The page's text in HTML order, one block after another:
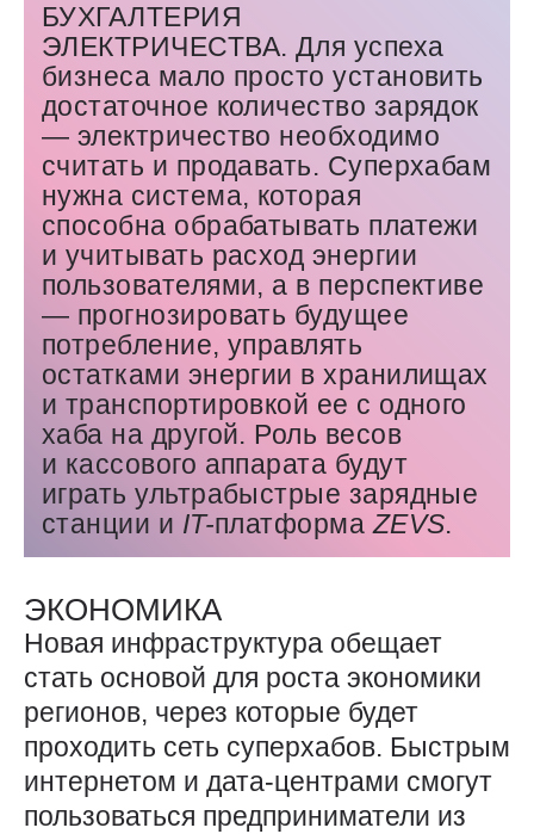
БУХГАЛТЕРИЯ
ЭЛЕКТРИЧЕСТВА. Для успеха
бизнеса мало просто установить
достаточное количество зарядок
— ​электричество необходимо
считать и продавать. Суперхабам
нужна система, которая
способна обрабатывать платежи
и учитывать расход энергии
пользователями, а в перспективе
— прогнозировать будущее
потребление, управлять
остатками энергии в хранилищах
и транспортировкой ее с одного
хаба на другой. Роль весов
и кассового аппарата будут
играть ультрабыстрые зарядные
станции и IT-платформаZEVS.
ЭКОНОМИКА
Новая инфраструктура обещает
стать основой для роста экономики
регионов, через которые будет
проходить сеть суперхабов. Быстрым
интернетом и дата-центрами смогут
пользоваться предприниматели из